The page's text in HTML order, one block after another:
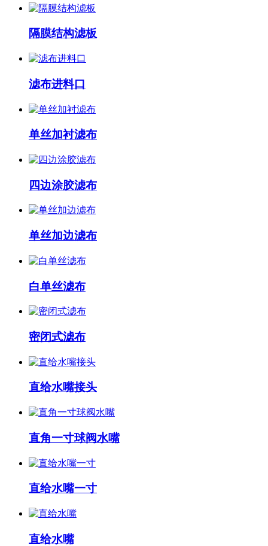
隔膜结构滤板
滤布进料口
单丝加衬滤布
四边涂胶滤布
单丝加边滤布
白单丝滤布
密闭式滤布
直给水嘴接头
直角一寸球阀水嘴
直给水嘴一寸
直给水嘴